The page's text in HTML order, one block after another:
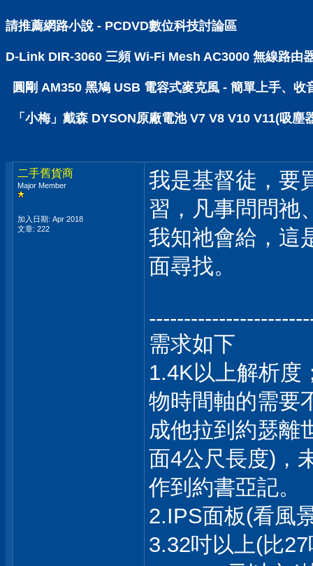
請推薦網路小說 - PCDVD數位科技討論區
D-Link DIR-3060 三頻 Wi-Fi Mesh AC3000 無線路由
圓剛 AM350 黑鳩 USB 電容式麥克風 - 簡單上手、
「小梅」戴森 DYSON原廠電池 V7 V8 V10 V11(吸
二手舊貨商
Major Member
加入日期: Apr 2018
文章: 222
我是基督徒，要
習，凡事問問祂
我知祂會給，這
面尋找。
需求如下
1.4K以上解析度
物時間軸的需要
成他拉到約瑟離
面4公尺長度)，
作到約書亞記。
2.IPS面板(看風
3.32吋以上(比